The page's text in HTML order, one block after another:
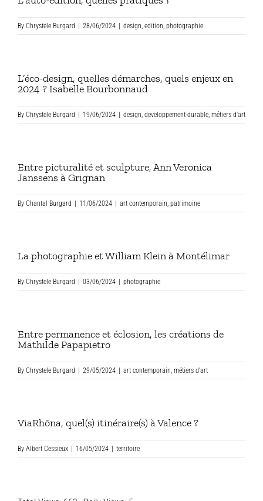
By Chrystele Burgard 28/06/2024 design, edition, photographie
L’éco-design, quelles démarches, quels enjeux en
2024 ? Isabelle Bourbonnaud
By Chrystele Burgard 19/06/2024 design, developpement-durable, métiers d'art
Entre picturalité et sculpture, Ann Veronica
Janssens à Grignan
By Chantal Burgard 11/06/2024 art contemporain, patrimoine
La photographie et William Klein à Montélimar
By Chrystele Burgard 03/06/2024 photographie
Entre permanence et éclosion, les créations de
Mathilde Papapietro
By Chrystele Burgard 29/05/2024 art contemporain, métiers d'art
ViaRhôna, quel(s) itinéraire(s) à Valence ?
By Albert Cessieux 16/05/2024 territoire